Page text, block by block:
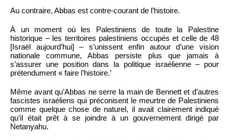
Au contraire, Abbas est contre-courant de l’histoire.
À un moment où les Palestiniens de toute la Palestine
historique – les territoires palestiniens occupés et celle de 48
[Israël aujourd’hui] – s’unissent enfin autour d’une vision
nationale commune, Abbas persiste plus que jamais à
s’assurer une position dans la politique israélienne – pour
prétendument « faire l’histoire.’
Même avant qu’Abbas ne serre la main de Bennett et d’autres
fascistes israéliens qui préconisent le meurtre de Palestiniens
comme quelque chose de naturel, il avait clairement indiqué
qu’il était prêt à se joindre à un gouvernement dirigé par
Netanyahu.